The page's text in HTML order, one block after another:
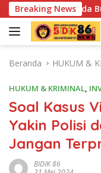
Langsung
ke
konten
Breaking News
Bulan Juli 2026
Beranda HUKUM &
HUKUM & KRIMINAL,
Soal Kasus
Yakin Polisi
Jangan
BIDIK 86